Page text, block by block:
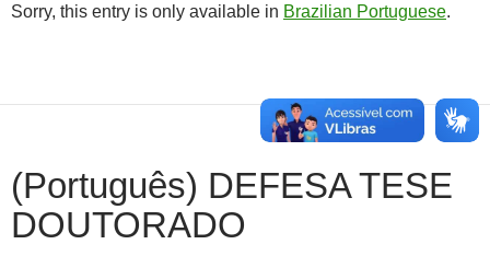
Sorry, this entry is only available in Brazilian Portuguese.
(Português) DEFESA TESE
DOUTORADO